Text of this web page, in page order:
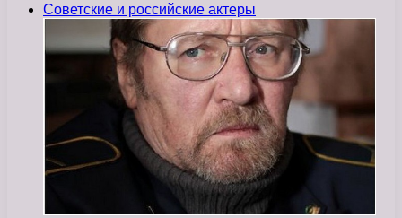
Советские и российские актеры